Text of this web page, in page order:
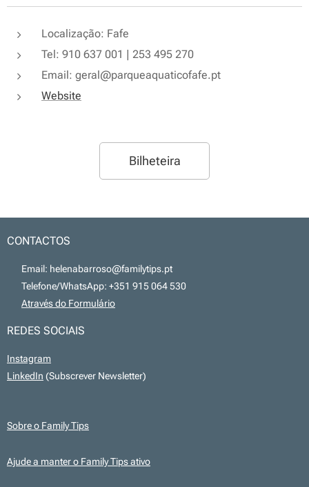
Localização: Fafe
Tel: 910 637 001 | 253 495 270
Email: geral@parqueaquaticofafe.pt
Website
Bilheteira
CONTACTOS
📧 Email: helenabarroso@familytips.pt
📞 Telefone/WhatsApp: +351 915 064 530
Através do Formulário
REDES SOCIAIS
Instagram
LinkedIn (Subscrever Newsletter)
Sobre o Family Tips
Ajude a manter o Family Tips ativo